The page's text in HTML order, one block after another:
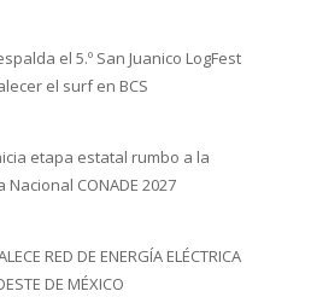
el 5.º San Juanico LogFest
el surf en BCS
etapa estatal rumbo a la
Nacional CONADE 2027
RED DE ENERGÍA ELÉCTRICA
DE MÉXICO